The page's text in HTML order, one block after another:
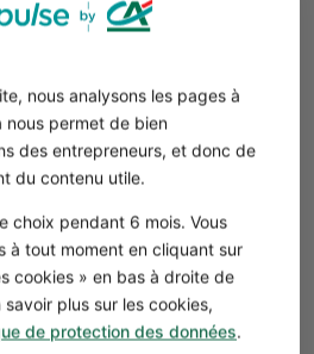
nous analysons les pages à
nous permet de bien
des entrepreneurs, et donc de
du contenu utile.
choix pendant 6 mois. Vous
à tout moment en cliquant sur
cookies » en bas à droite de
plus sur les cookies,
de protection des données.
de retour (même s’il peut le
son taux de conversion).
politique de retour et les
soient bien comprises par le
l’existence dudroit de
e-commerce, vous expose à
pour les EI et de75 000 €pour